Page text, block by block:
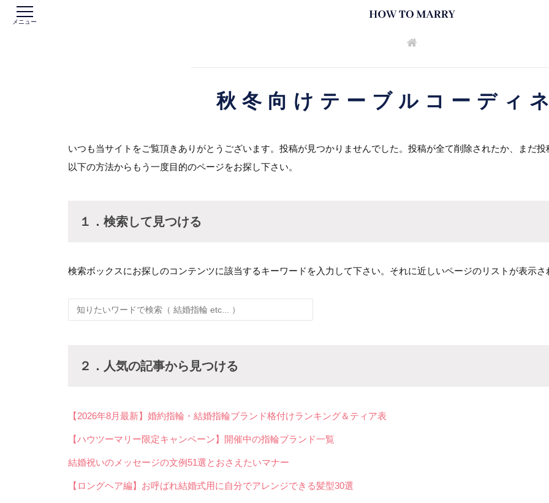
メニュー
秋冬向けテーブルコーディ
いつも当サイトをご覧頂きありがとうございます。投稿が見つかりませんでした。投稿が全て削除されたか、まだ投
以下の方法からもう一度目的のページをお探し下さい。
１．検索して見つける
検索ボックスにお探しのコンテンツに該当するキーワードを入力して下さい。それに近しいページのリストが表示さ
２．人気の記事から見つける
【2026年8月最新】婚約指輪・結婚指輪ブランド格付けランキング＆ティア表
【ハウツーマリー限定キャンペーン】開催中の指輪ブランド一覧
結婚祝いのメッセージの文例51選とおさえたいマナー
【ロングヘア編】お呼ばれ結婚式用に自分でアレンジできる髪型30選